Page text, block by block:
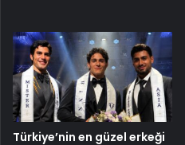
Türkiye’nin en güzel erkeği